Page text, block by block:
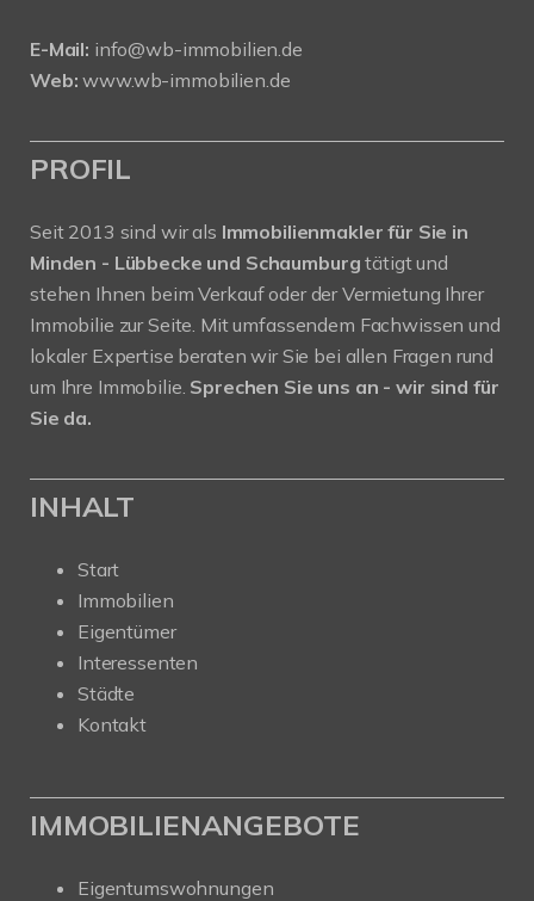
E-Mail: info@wb-immobilien.de
Web: www.wb-immobilien.de
PROFIL
Seit 2013 sind wir als Immobilienmakler für Sie in
Minden - Lübbecke und Schaumburgtätigt und
stehen Ihnen beim Verkauf oder der Vermietung Ihrer
Immobilie zur Seite. Mit umfassendem Fachwissen und
lokaler Expertise beraten wir Sie bei allen Fragen rund
um Ihre Immobilie. Sprechen Sie uns an - wir sind für
Sie da.
INHALT
Start
Immobilien
Eigentümer
Interessenten
Städte
Kontakt
IMMOBILIENANGEBOTE
Eigentumswohnungen